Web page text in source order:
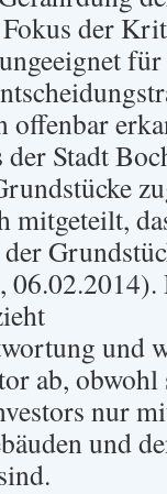
der
Stadt
und
ab,
nur
und